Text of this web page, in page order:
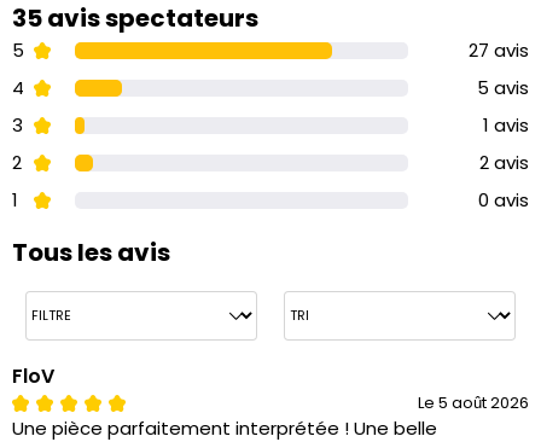
35 avis spectateurs
5
27 avis
4
5 avis
3
1 avis
2
2 avis
1
0 avis
Tous les avis
FloV
Le 5 août 2026
Une pièce parfaitement interprétée ! Une belle